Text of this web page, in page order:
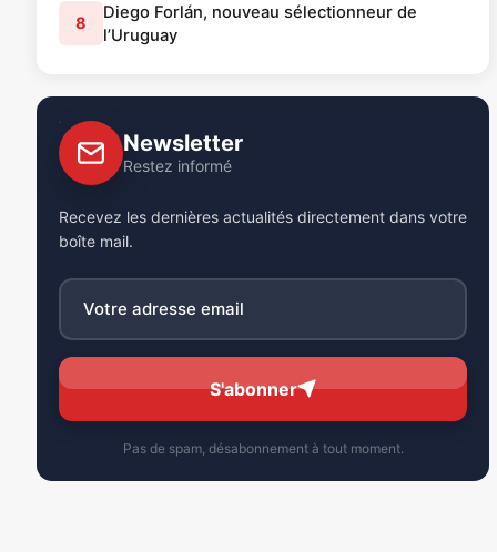
8
Diego Forlán, nouveau sélectionneur de
l’Uruguay
Newsletter
Restez informé
Recevez les dernières actualités directement dans votre
boîte mail.
S'abonner
Pas de spam, désabonnement à tout moment.